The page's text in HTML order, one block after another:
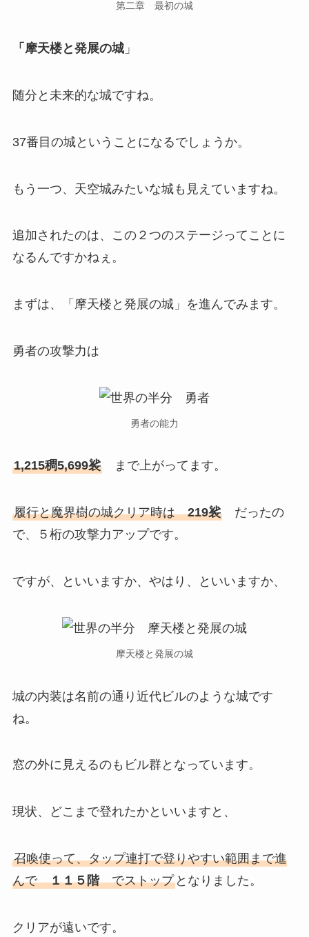
第二章 最初の城
「摩天楼と発展の城」
随分と未来的な城ですね。
37番目の城ということになるでしょうか。
もう一つ、天空城みたいな城も見えていますね。
追加されたのは、この２つのステージってことに
なるんですかねぇ。
まずは、「摩天楼と発展の城」を進んでみます。
勇者の攻撃力は
勇者の能力
1,215稠5,699裟まで上がってます。
履行と魔界樹の城クリア時は219裟だったの
で、５桁の攻撃力アップです。
ですが、といいますか、やはり、といいますか、
摩天楼と発展の城
城の内装は名前の通り近代ビルのような城です
ね。
窓の外に見えるのもビル群となっています。
現状、どこまで登れたかといいますと、
召喚使って、タップ連打で登りやすい範囲まで進
んで１１５階でストップとなりました。
クリアが遠いです。